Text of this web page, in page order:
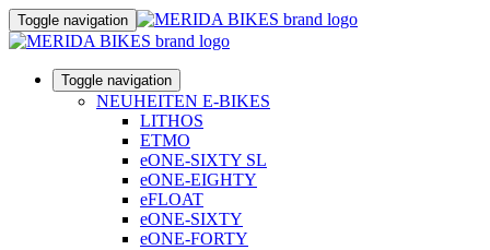
Toggle navigation
Toggle navigation
NEUHEITEN E-BIKES
LITHOS
ETMO
eONE-SIXTY SL
eONE-EIGHTY
eFLOAT
eONE-SIXTY
eONE-FORTY